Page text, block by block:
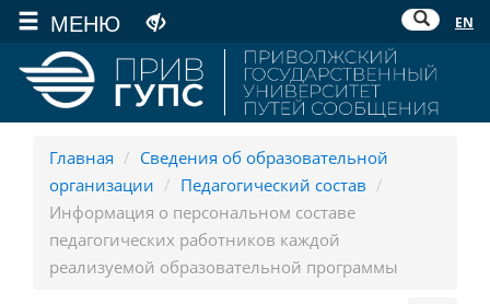
МЕНЮ EN
Главная / Сведения об образовательной
организации / Педагогический состав /
Информация о персональном составе
педагогических работников каждой
реализуемой образовательной программы